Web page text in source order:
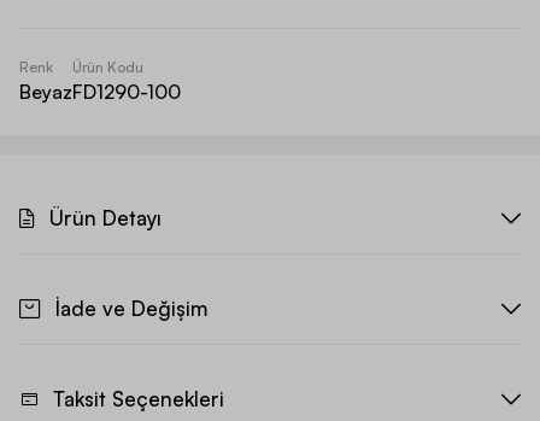
Renk
Beyaz
Ürün Kodu
FD1290-100
Ürün Detayı
İade ve Değişim
Taksit Seçenekleri